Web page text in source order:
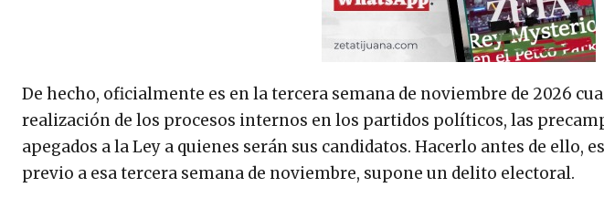
De hecho, oficialmente es en la tercera semana de noviembre de 2026
realización de los procesos internos en los partidos políticos, las
apegados a la Ley a quienes serán sus candidatos. Hacerlo antes de ello,
previo a esa tercera semana de noviembre, supone un delito electoral.